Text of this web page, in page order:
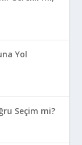
Yol
Seçim mi?